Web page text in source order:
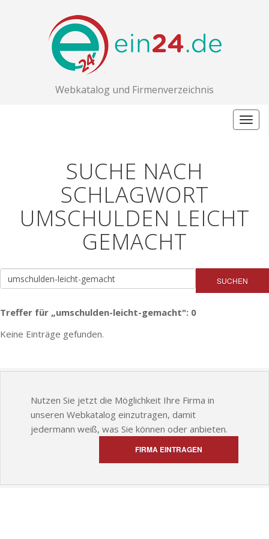
Webkatalog und Firmenverzeichnis
SUCHE NACH
SCHLAGWORT
UMSCHULDEN LEICHT
GEMACHT
SUCHEN
Treffer für „umschulden-leicht-gemacht": 0
Keine Einträge gefunden.
Nutzen Sie jetzt die Möglichkeit Ihre Firma in
unseren Webkatalog einzutragen, damit
jedermann weiß, was Sie können oder anbieten.
FIRMA EINTRAGEN